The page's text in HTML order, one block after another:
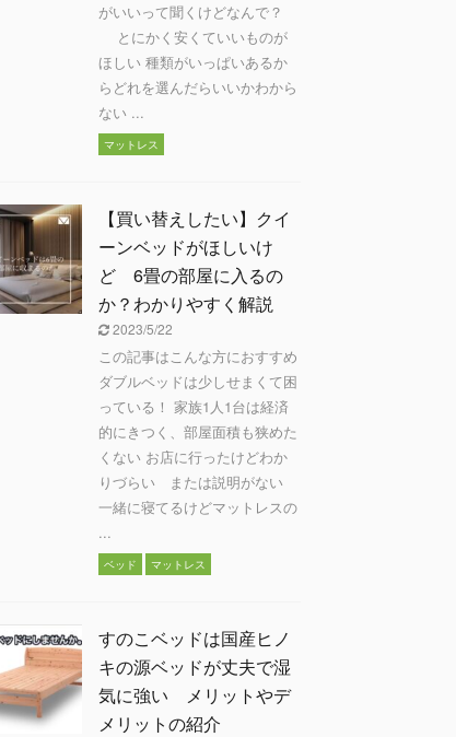
がいいって聞くけどなんで？
とにかく安くていいものが
ほしい 種類がいっぱいあるか
らどれを選んだらいいかわから
ない ...
マットレス
【買い替えしたい】クイ
ーンベッドがほしいけ
ど 6畳の部屋に入るの
か？わかりやすく解説
2023/5/22
この記事はこんな方におすすめ
ダブルベッドは少しせまくて困
っている！ 家族1人1台は経済
的にきつく、部屋面積も狭めた
くない お店に行ったけどわか
りづらい または説明がない
一緒に寝てるけどマットレスの
...
ベッド マットレス
すのこベッドは国産ヒノ
キの源ベッドが丈夫で湿
気に強い メリットやデ
メリットの紹介